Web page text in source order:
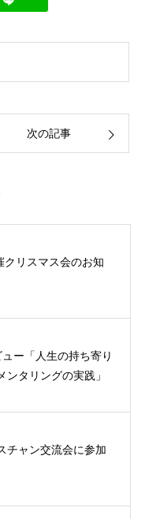
次の記事
クリスマス会のお知
ー「人生の持ち寄り
ンタリングの実践」
チャン交流会に参加